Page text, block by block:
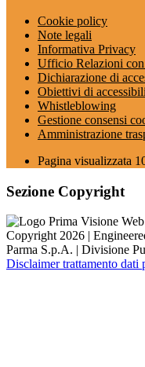
Cookie policy
Note legali
Informativa Privacy
Ufficio Relazioni
Dichiarazione di
Obiettivi di
Whistleblowing
Gestione consensi
Amministrazione
Pagina visualizzata
Sezione Copyright
Copyright 2026 |
Parma S.p.A. | Divisione
Disclaimer trattamento dati